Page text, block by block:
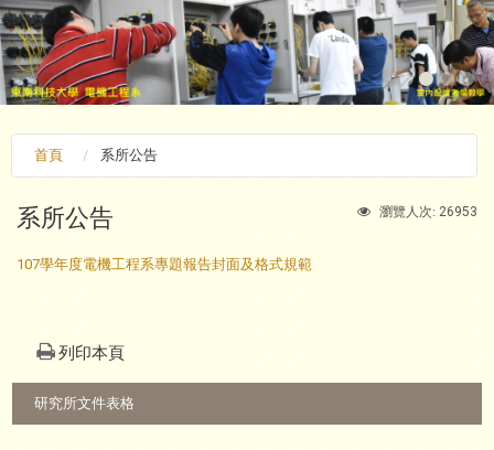
首頁 系所公告
瀏覽人次: 26953
系所公告
107學年度電機工程系專題報告封面及格式規範
列印本頁
研究所文件表格